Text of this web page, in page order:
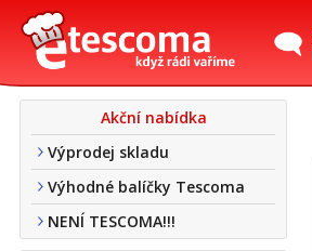
Akční nabídka
Výprodej skladu
Výhodné balíčky Tescoma
NENÍ TESCOMA!!!